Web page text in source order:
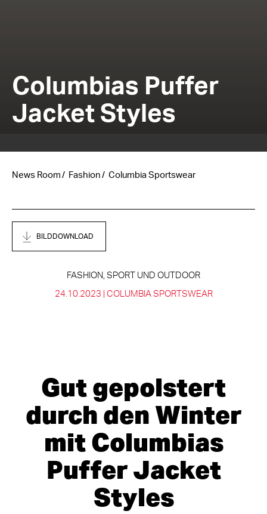
Columbias Puffer
Jacket Styles
News Room Fashion Columbia Sportswear
BILDDOWNLOAD
FASHION, SPORT UND OUTDOOR
24.10.2023 | COLUMBIA SPORTSWEAR
Gut gepolstert
durch den Winter
mit Columbias
Puffer Jacket
Styles